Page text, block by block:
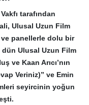
tarafından
, Ulusal Uzun Film
panellerle dolu bir
dün Ulusal Uzun Film
veKaan Arıcı’nın
Veriniz)” veEmin
seyircinin yoğun